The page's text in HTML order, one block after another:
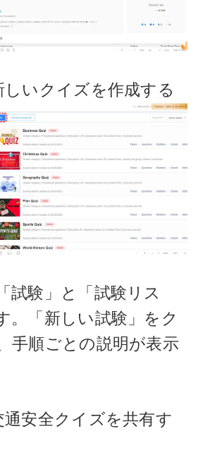
いクイズを作成する
試験」と「試験リス
。「新しい試験」をク
手順ごとの説明が表示
安全クイズを共有す